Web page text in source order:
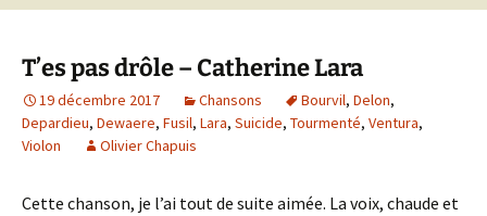
T’es pas drôle – Catherine Lara
19 décembre 2017 Chansons Bourvil, Delon,
Depardieu, Dewaere, Fusil, Lara, Suicide, Tourmenté, Ventura,
Violon
Olivier Chapuis
Cette chanson, je l’ai tout de suite aimée. La voix, chaude et